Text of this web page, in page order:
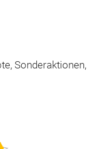
Sonderaktionen,